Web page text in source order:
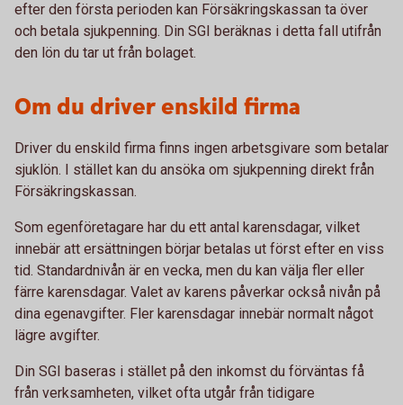
efter den första perioden kan Försäkringskassan ta över
och betala sjukpenning. Din SGI beräknas i detta fall utifrån
den lön du tar ut från bolaget.
Om du driver enskild firma
Driver du enskild firma finns ingen arbetsgivare som betalar
sjuklön. I stället kan du ansöka om sjukpenning direkt från
Försäkringskassan.
Som egenföretagare har du ett antal karensdagar, vilket
innebär att ersättningen börjar betalas ut först efter en viss
tid. Standardnivån är en vecka, men du kan välja fler eller
färre karensdagar. Valet av karens påverkar också nivån på
dina egenavgifter. Fler karensdagar innebär normalt något
lägre avgifter.
Din SGI baseras i stället på den inkomst du förväntas få
från verksamheten, vilket ofta utgår från tidigare